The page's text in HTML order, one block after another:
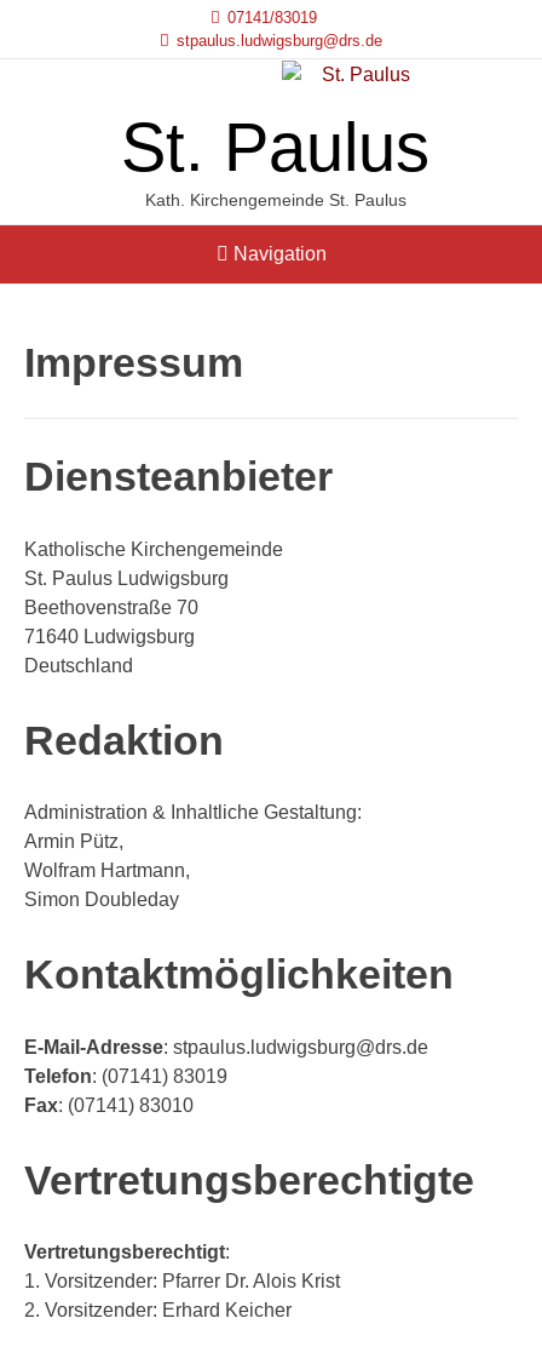
07141/83019
stpaulus.ludwigsburg@drs.de
St. Paulus
Kath. Kirchengemeinde St. Paulus
Navigation
Impressum
Diensteanbieter
Katholische Kirchengemeinde
St. Paulus Ludwigsburg
Beethovenstraße 70
71640 Ludwigsburg
Deutschland
Redaktion
Administration & Inhaltliche Gestaltung:
Armin Pütz,
Wolfram Hartmann,
Simon Doubleday
Kontaktmöglichkeiten
E-Mail-Adresse: stpaulus.ludwigsburg@drs.de
Telefon: (07141) 83019
Fax: (07141) 83010
Vertretungsberechtigte
Vertretungsberechtigt:
1. Vorsitzender: Pfarrer Dr. Alois Krist
2. Vorsitzender: Erhard Keicher